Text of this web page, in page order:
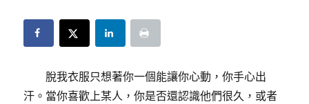
脫我衣服只想著你一個能讓你心動，你手心出
汗。當你喜歡上某人，你是否還認識他們很久，或者